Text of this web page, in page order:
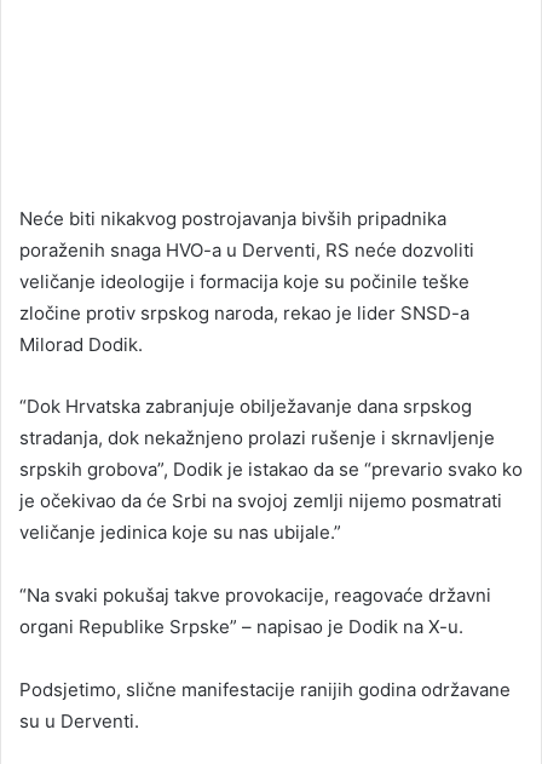
Neće biti nikakvog postrojavanja bivših pripadnika
poraženih snaga HVO-a u Derventi, RS neće dozvoliti
veličanje ideologije i formacija koje su počinile teške
zločine protiv srpskog naroda, rekao je lider SNSD-a
Milorad Dodik.
“Dok Hrvatska zabranjuje obilježavanje dana srpskog
stradanja, dok nekažnjeno prolazi rušenje i skrnavljenje
srpskih grobova”, Dodik je istakao da se “prevario svako ko
je očekivao da će Srbi na svojoj zemlji nijemo posmatrati
veličanje jedinica koje su nas ubijale.”
“Na svaki pokušaj takve provokacije, reagovaće državni
organi Republike Srpske” – napisao je Dodik na X-u.
Podsjetimo, slične manifestacije ranijih godina održavane
su u Derventi.